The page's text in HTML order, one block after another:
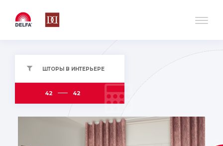
ШТОРЫ В ИНТЕРЬЕРЕ
42 42